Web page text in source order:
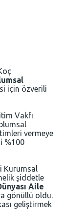
için özverili
Vakfı
vermeye
%100
Kurumsal
şiddetle
Aile
gönüllü oldu.
geliştirmek